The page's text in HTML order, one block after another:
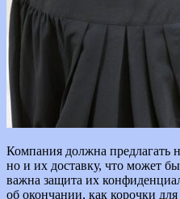
Компания должна предлагать
но и их доставку, что может
важна защита их
об окончании, как корочки